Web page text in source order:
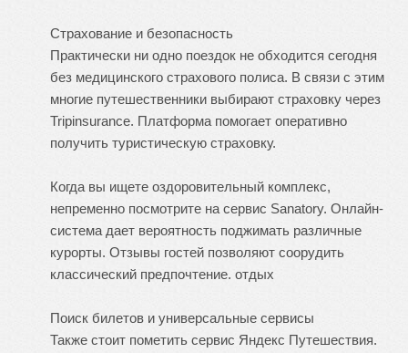
Страхование и безопасность
Практически ни одно поездок не обходится сегодня
без медицинского страхового полиса. В связи с этим
многие путешественники выбирают страховку через
Tripinsurance. Платформа помогает оперативно
получить туристическую страховку.
Когда вы ищете оздоровительный комплекс,
непременно посмотрите на сервис Sanatory. Онлайн-
система дает вероятность поджимать различные
курорты. Отзывы гостей позволяют соорудить
классический предпочтение. отдых
Поиск билетов и универсальные сервисы
Также стоит пометить сервис Яндекс Путешествия.